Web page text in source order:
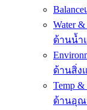
Balance
Water &
ด้านน้ำ
ด้านสิ่ง
Temp
ด้านอุ